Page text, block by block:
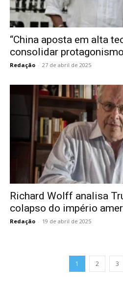
“China aposta em alta
consolidar
Redação - 27 de abril de 2025
Richard Wolff analisa
colapso do império
Redação - 19 de abril de 2025
1 2 3